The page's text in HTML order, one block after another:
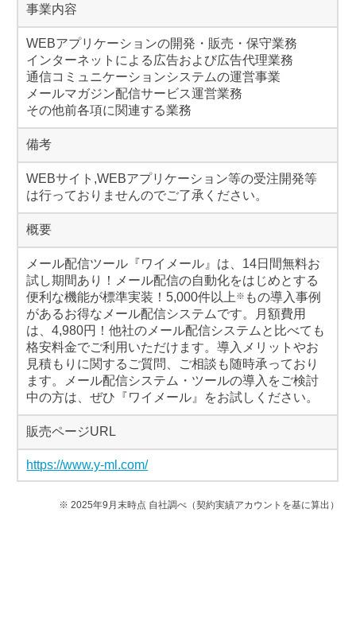
事業内容
WEBアプリケーションの開発・販売・保守業務
インターネットによる広告および広告代理業務
通信コミュニケーションシステムの運営事業
メールマガジン配信サービス運営業務
その他前各項に関連する業務
備考
WEBサイト,WEBアプリケーション等の受注開発等
は行っておりませんのでご了承ください。
概要
メール配信ツール『ワイメール』は、14日間無料お
試し期間あり！メール配信の自動化をはじめとする
便利な機能が標準実装！5,000件以上 ※ もの導入事例
があるお得なメール配信システムです。月額費用
は、4,980円！他社のメール配信システムと比べても
格安料金でご利用いただけます。導入メリットやお
見積もりに関するご質問、ご相談も随時承っており
ます。メール配信システム・ツールの導入をご検討
中の方は、ぜひ『ワイメール』をお試しください。
販売ページURL
https://www.y-ml.com/
※ 2025年9月末時点 自社調べ（契約実績アカウントを基に算出）